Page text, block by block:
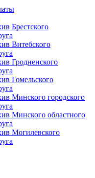
Брестского
Витебского
Гродненского
Гомельского
Минского городского
Минского областного
Могилевского